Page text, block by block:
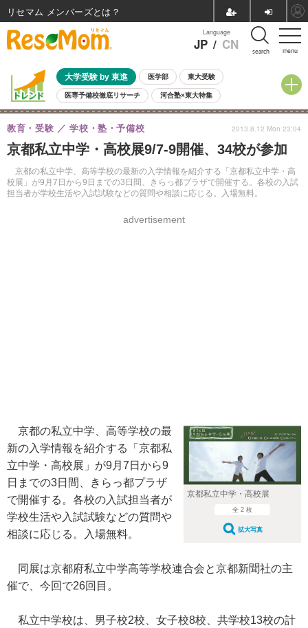
menu
Language
JP / CN search
大学受験 by 東進 医学部 東大受験
医専予備校徹底リサーチ 河合塾×東大特集
親子で考える大学選び 高校受験 中学受験 小学校受験
共通テスト 夏休み 8月開催学校説明会・相談会
8月開催イベント・WS 全国公立高校 過去問 人気記事
自由研究教材（小学生向け） 自由研究教材（中学生向け） ランキング
京都私立中学・高校展9/7-9開催、34校が参加
京都の私立中学、高等学校の最新の入学情報を紹介する「京都私立中学・高
校展」が9月7日から9日までの3日間、きらっ都プラザで開催する。各校の入試
担当者が学校生活や入試試験などの質問や相談に応じる。入場無料。
教育・受験 学校・塾・予備校
advertisement
2013.8.12 Mon 23:04
京都私立中学・高校展
全 2 枚
拡大写真
京都の私立中学、高等学校の最
新の入学情報を紹介する「京都私
立中学・高校展」が9月7日から9
日までの3日間、きらっ都プラザ
で開催する。各校の入試担当者が
学校生活や入試試験などの質問や
相談に応じる。入場無料。
同展は京都府私立中学高等学校連合会と京都新聞社の主
催で、今回で26回目。
私立中学校は、男子校2校、女子校8校、共学校13校の計
リセマム メンバーズ